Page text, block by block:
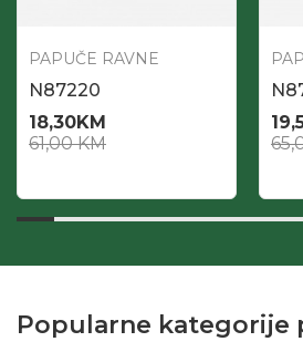
PAPUČE RAVNE
N87220
18,30KM
61,00KM
Popularne kategorije